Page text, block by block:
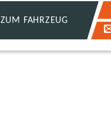
ZUM FAHRZEUG